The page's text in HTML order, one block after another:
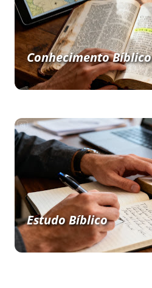
Conhecimento Bíblico
Estudo Bíblico